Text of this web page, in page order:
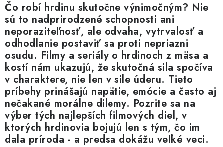
VÝPREDAJ
Blog Kontakty Kto sme? Moja objednávka
Čo robí hrdinu skutočne výnimočným? Nie
sú to nadprirodzené schopnosti ani
neporaziteľnosť, ale odvaha, vytrvalosť a
odhodlanie postaviť sa proti nepriazni
osudu. Filmy a seriály o hrdinoch z mäsa a
kostí nám ukazujú, že skutočná sila spočíva
v charaktere, nie len v sile úderu. Tieto
príbehy prinášajú napätie, emócie a často aj
nečakané morálne dilemy. Pozrite sa na
výber tých najlepších filmových diel, v
ktorých hrdinovia bojujú len s tým, čo im
dala príroda - a predsa dokážu veľké veci.